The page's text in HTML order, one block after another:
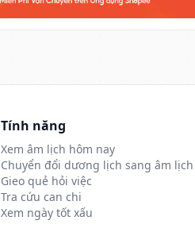
Tính năng
Xem âm lịch hôm nay
Chuyển đổi dương lịch sang âm lịch
Gieo quẻ hỏi việc
Tra cứu can chi
Xem ngày tốt xấu